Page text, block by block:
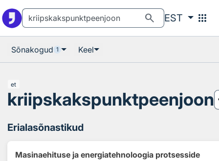
search EST apps
Sõnakogud 1 Keel
et
kriipskakspunktpeenjoon
Erialasõnastikud
Masinaehituse ja energiatehnoloogia protsesside